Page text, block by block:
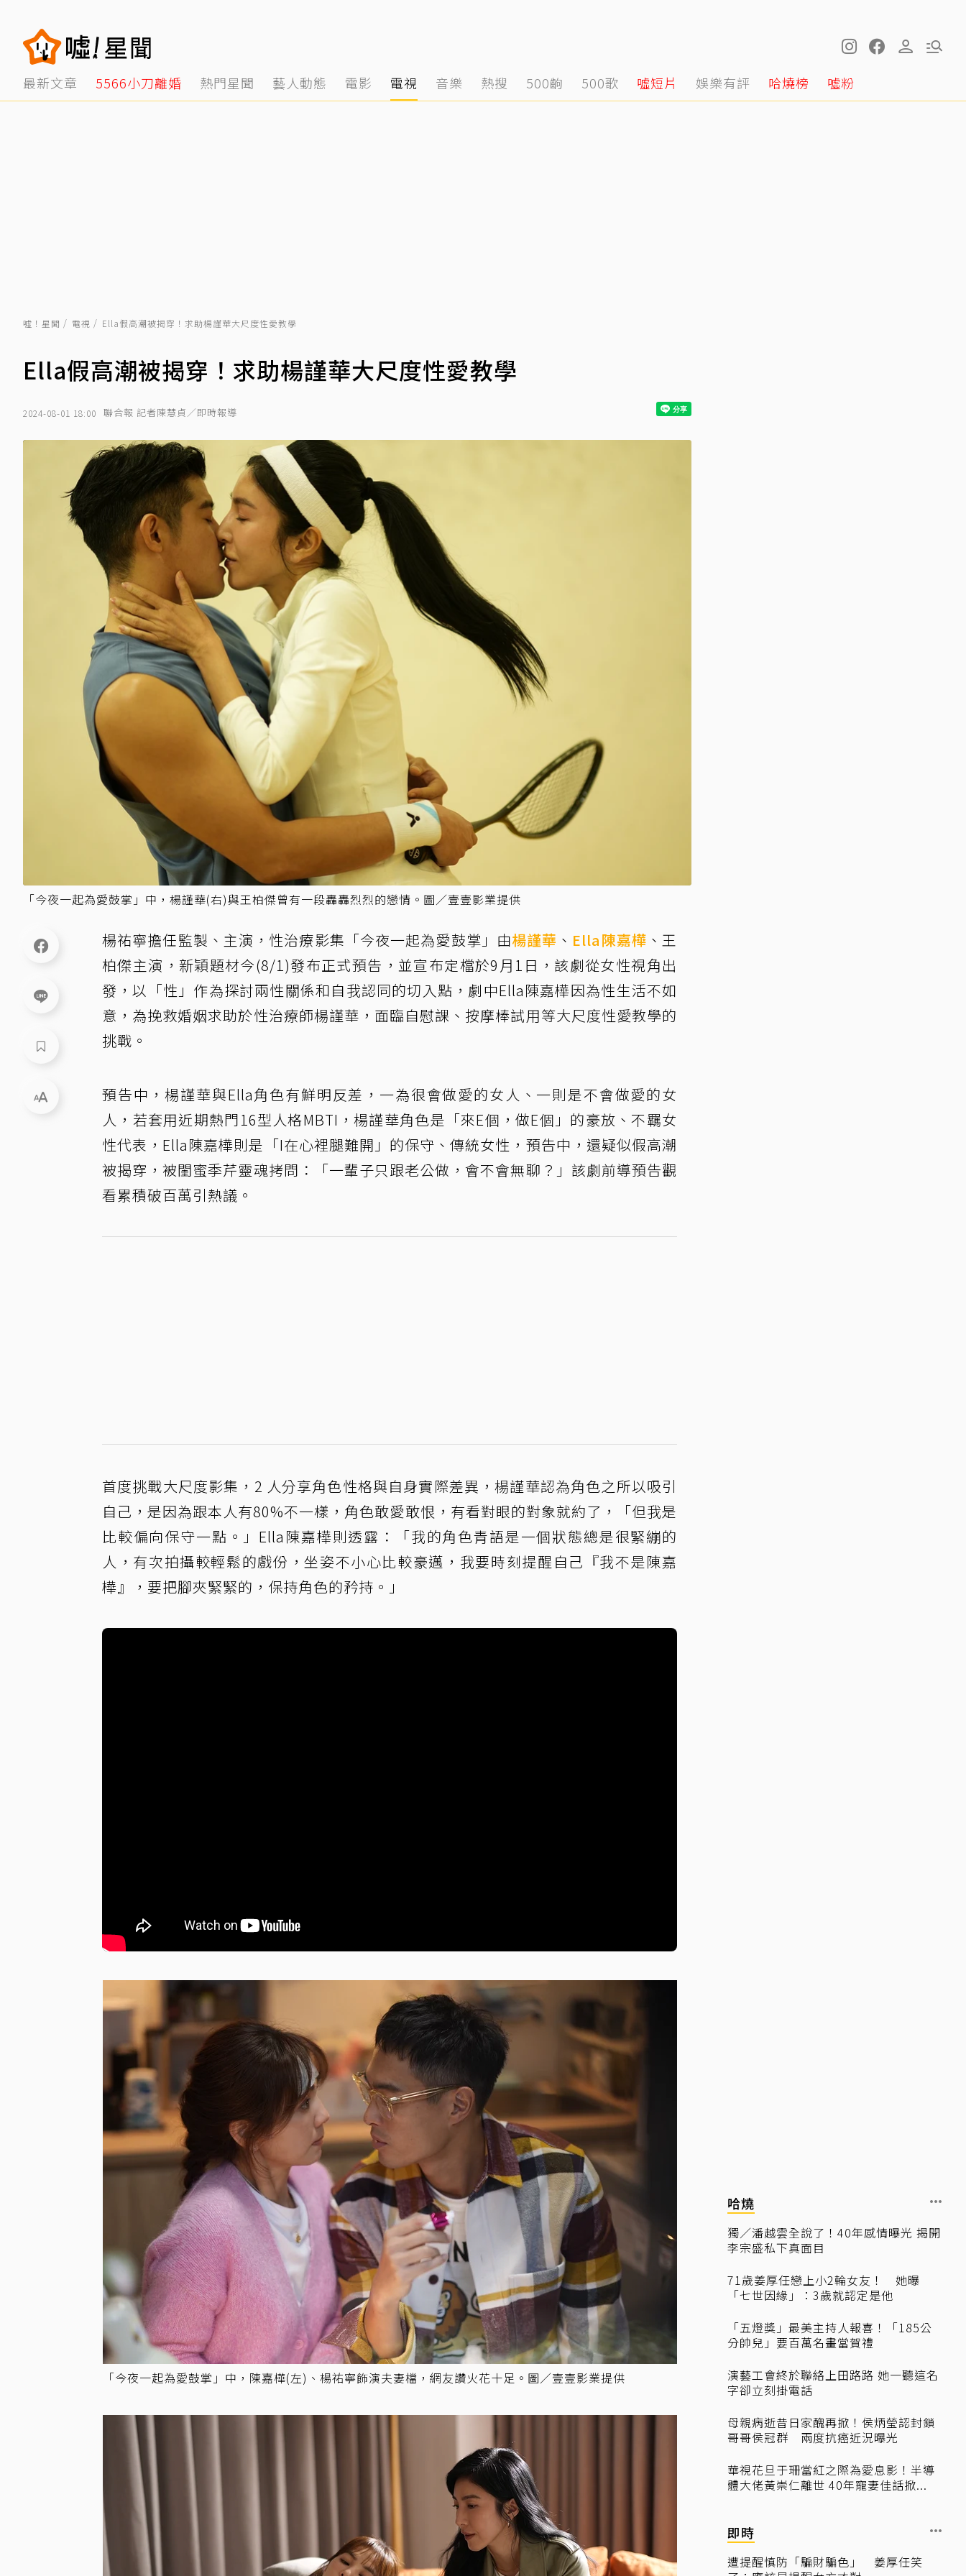
最新文章 5566小刀離婚 熱門星聞 藝人動態 電影 電視 音樂 熱搜 500齣 500歌 噓短片 娛樂有評 哈燒榜 噓粉
噓！星聞 電視 Ella假高潮被揭穿！求助楊謹華大尺度性愛教學
Ella假高潮被揭穿！求助楊謹華大尺度性愛教學
2024-08-01 18:00 聯合報 記者陳慧貞／即時報導
「今夜一起為愛鼓掌」中，楊謹華(右)與王柏傑曾有一段轟轟烈烈的戀情。圖／壹壹影業提供
楊祐寧擔任監製、主演，性治療影集「今夜一起為愛鼓掌」由楊謹華 、 Ella陳嘉樺 、王
柏傑主演，新穎題材今(8/1)發布正式預告，並宣布定檔於9月1日，該劇從女性視角出
發，以「性」作為探討兩性關係和自我認同的切入點，劇中Ella陳嘉樺因為性生活不如
意，為挽救婚姻求助於性治療師楊謹華，面臨自慰課、按摩棒試用等大尺度性愛教學的
挑戰。
預告中，楊謹華與Ella角色有鮮明反差，一為很會做愛的女人、一則是不會做愛的女
人，若套用近期熱門16型人格MBTI，楊謹華角色是「來E個，做E個」的豪放、不羈女
性代表，Ella陳嘉樺則是「I在心裡腿難開」的保守、傳統女性，預告中，還疑似假高潮
被揭穿，被閨蜜季芹靈魂拷問：「一輩子只跟老公做，會不會無聊？」該劇前導預告觀
看累積破百萬引熱議。
首度挑戰大尺度影集，2 人分享角色性格與自身實際差異，楊謹華認為角色之所以吸引
自己，是因為跟本人有80%不一樣，角色敢愛敢恨，有看對眼的對象就約了，「但我是
比較偏向保守一點。」Ella陳嘉樺則透露：「我的角色青語是一個狀態總是很緊繃的
人，有次拍攝較輕鬆的戲份，坐姿不小心比較豪邁，我要時刻提醒自己『我不是陳嘉
樺』，要把腳夾緊緊的，保持角色的矜持。」
「今夜一起為愛鼓掌」中，陳嘉樺(左)、楊祐寧飾演夫妻檔，網友讚火花十足。圖／壹壹影業提供
哈燒
獨／潘越雲全說了！40年感情曝光 揭開
李宗盛私下真面目
71歲姜厚任戀上小2輪女友！ 她曝
「七世因緣」：3歲就認定是他
「五燈獎」最美主持人報喜！「185公
分帥兒」要百萬名畫當賀禮
演藝工會終於聯絡上田路路 她一聽這名
字卻立刻掛電話
母親病逝昔日家醜再掀！侯炳瑩認封鎖
哥哥侯冠群 兩度抗癌近況曝光
華視花旦于珊當紅之際為愛息影！半導
體大佬黃崇仁離世 40年寵妻佳話掀...
即時
遭提醒慎防「騙財騙色」 姜厚任笑